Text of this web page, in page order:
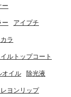
ー
ー アイプチ
ラ
ルトップコート
オイル 除光液
ヨンリップ